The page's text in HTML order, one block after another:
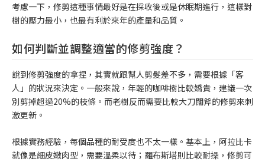
考慮一下，修剪這種事情最好是在採收後或是休眠期進行，這樣對
樹的壓力最小，也最有利於來年的產量和品質。
如何判斷並調整適當的修剪強度？
說到修剪強度的拿捏，其實就跟幫人剪髮差不多，需要根據「客
人」的狀況來決定。一般來說，年輕的咖啡樹比較嬌貴，建議一次
別剪掉超過20%的枝條。而老樹反而需要比較大刀闊斧的修剪來刺
激更新。
根據實務經驗，每個品種的耐受度也不太一樣。基本上，阿拉比卡
就像是細皮嫩肉型，需要溫柔以待；羅布斯塔則比較耐操，修剪可